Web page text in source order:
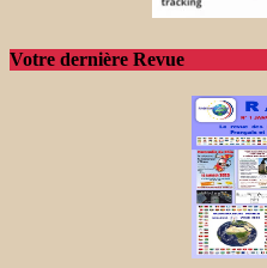
Votre dernière Revue